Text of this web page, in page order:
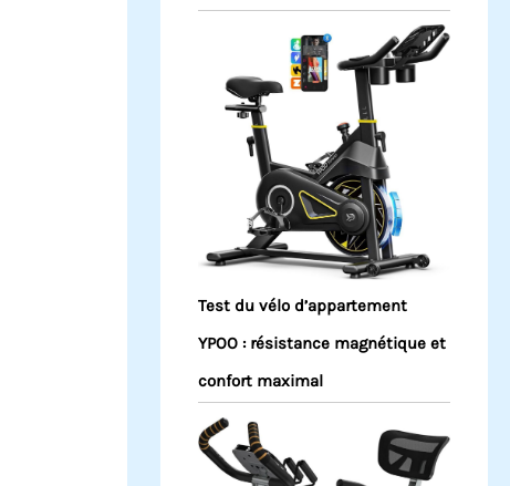
Test du vélo d’appartement
YPOO : résistance magnétique et
confort maximal